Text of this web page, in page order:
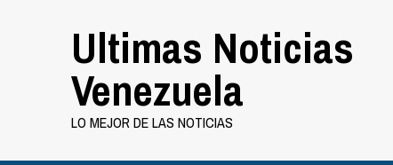
Ultimas Noticias
Venezuela
LO MEJOR DE LAS NOTICIAS